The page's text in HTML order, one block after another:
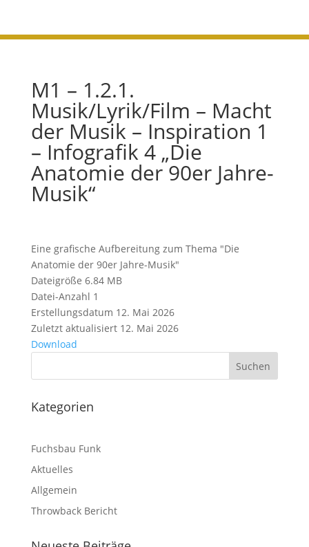
M1 – 1.2.1.
Musik/Lyrik/Film – Macht
der Musik – Inspiration 1
– Infografik 4 „Die
Anatomie der 90er Jahre-
Musik“
Eine grafische Aufbereitung zum Thema "Die
Anatomie der 90er Jahre-Musik"
Dateigröße 6.84 MB
Datei-Anzahl 1
Erstellungsdatum 12. Mai 2026
Zuletzt aktualisiert 12. Mai 2026
Download
Kategorien
Fuchsbau Funk
Aktuelles
Allgemein
Throwback Bericht